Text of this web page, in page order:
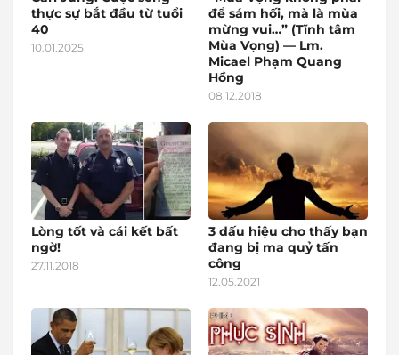
thực sự bắt đầu từ tuổi
40
10.01.2025
để sám hối, mà là mùa
mừng vui…” (Tĩnh tâm
Mùa Vọng) — Lm.
Micael Phạm Quang
Hồng
08.12.2018
Lòng tốt và cái kết bất
ngờ!
27.11.2018
3 dấu hiệu cho thấy bạn
đang bị ma quỷ tấn
công
12.05.2021